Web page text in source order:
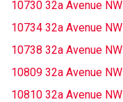
10730 32a Avenue NW
10734 32a Avenue NW
10738 32a Avenue NW
10809 32a Avenue NW
10810 32a Avenue NW